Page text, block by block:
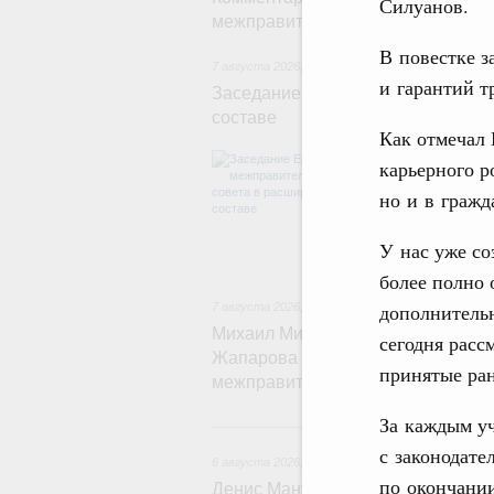
Силуанов.
В повестке
и гарантий
Как отмечал
карьерного
но и в
У нас уже
более полно
сегодня
принятые
За каждым
с
по
межправительственного совета
Евразийский экономический
Заседание Евразийского
составе
числе
обеспечение
рынка.
Михаил Мишустин принял
Жапарова с главами делегаций –
межправительственного совета
6
Общие вопросы промышленной
Денис Мантуров провёл